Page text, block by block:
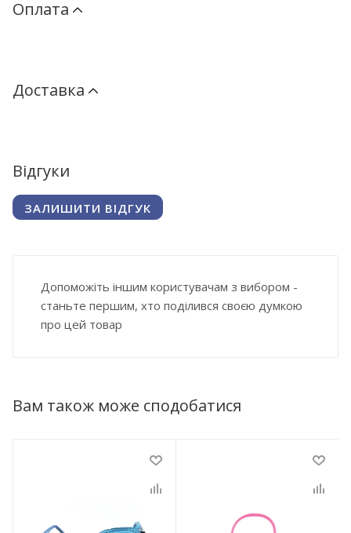
Оплата
Доставка
Відгуки
ЗАЛИШИТИ ВІДГУК
Допоможіть іншим користувачам з вибором -
станьте першим, хто поділився своєю думкою
про цей товар
Вам також може сподобатися